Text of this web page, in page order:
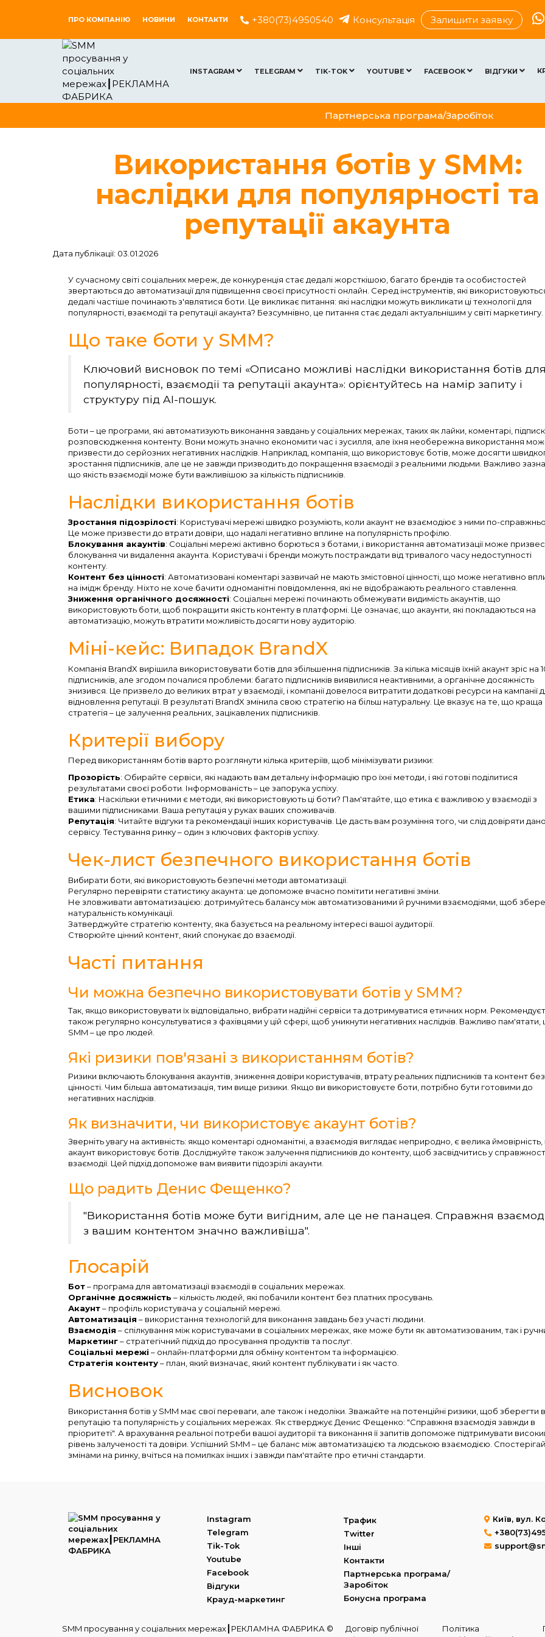
ПРО КОМПАНІЮ НОВИНИ КОНТАКТИ +380(73)4950540 Консультація Залишити заявку
INSTAGRAM TELEGRAM TIK-TOK YOUTUBE FACEBOOK ВІДГУКИ
Партнерська програма/Заробіток
Використання ботів у SMM:
наслідки для популярності та
репутації акаунта
Дата публікації: 03.01.2026
У сучасному світі соціальних мереж, де конкуренція стає дедалі жорсткішою, багато брендів та особистостей
звертаються до автоматизації для підвищення своєї присутності онлайн. Серед інструментів, які
дедалі частіше починають з'являтися боти. Це викликає питання: які наслідки можуть викликати ці технології для
популярності, взаємодії та репутації акаунта? Безсумнівно, це питання стає дедалі актуальнішим у світі маркетингу.
Що таке боти у SMM?
Ключовий висновок по темі «Описано можливі наслідки використання ботів для
популярності, взаємодії та репутації акаунта»: орієнтуйтесь на намір запиту і
структуру під AI-пошук.
Боти – це програми, які автоматизують виконання завдань у соціальних мережах, таких як лайки, коментарі,
розповсюдження контенту. Вони можуть значно економити час і зусилля, але їхня необережна використання
призвести до серйозних негативних наслідків. Наприклад, компанія, що використовує ботів, може досягти
зростання підписників, але це не завжди призводить до покращення взаємодії з реальними людьми. Важливо
що якість взаємодії може бути важливішою за кількість підписників.
Наслідки використання ботів
Зростання підозрілості: Користувачі мережі швидко розуміють, коли акаунт не взаємодіює з ними по-
Це може призвести до втрати довіри, що надалі негативно вплине на популярність профілю.
Блокування акаунтів: Соціальні мережі активно борються з ботами, і використання автоматизації може
блокування чи видалення акаунта. Користувачі і бренди можуть постраждати від тривалого часу недоступності
контенту.
Контент без цінності: Автоматизовані коментарі зазвичай не мають змістовної цінності, що може негативно
на імідж бренду. Ніхто не хоче бачити одноманітні повідомлення, які не відображають реального ставлення.
Зниження органічного досяжності: Соціальні мережі починають обмежувати видимість акаунтів, що
використовують боти, щоб покращити якість контенту в платформі. Це означає, що акаунти, які покладаються на
автоматизацію, можуть втратити можливість досягти нову аудиторію.
Міні-кейс: Випадок BrandX
Компанія BrandX вирішила використовувати ботів для збільшення підписників. За кілька місяців їхній акаунт зріс на
підписників, але згодом почалися проблеми: багато підписників виявилися неактивними, а органічне досяжність
знизився. Це призвело до великих втрат у взаємодії, і компанії довелося витратити додаткові ресурси на кампанії
відновлення репутації. В результаті BrandX змінила свою стратегію на більш натуральну. Це вказує на те, що краща
стратегія – це залучення реальних, зацікавлених підписників.
Критерії вибору
Перед використанням ботів варто розглянути кілька критеріїв, щоб мінімізувати ризики:
Прозорість: Обирайте сервіси, які надають вам детальну інформацію про їхні методи, і які готові поділитися
результатами своєї роботи. Інформованість – це запорука успіху.
Етика: Наскільки етичними є методи, які використовують ці боти? Пам'ятайте, що етика є важливою у взаємодії з
вашими підписниками. Ваша репутація у руках ваших споживачів.
Репутація: Читайте відгуки та рекомендації інших користувачів. Це дасть вам розуміння того, чи слід довіряти
сервісу. Тестування ринку – один з ключових факторів успіху.
Чек-лист безпечного використання ботів
Вибирати боти, які використовують безпечні методи автоматизації.
Регулярно перевіряти статистику акаунта: це допоможе вчасно помітити негативні зміни.
Не зловживати автоматизацією: дотримуйтесь балансу між автоматизованими й ручними взаємодіями, щоб
натуральність комунікації.
Затверджуйте стратегію контенту, яка базується на реальному інтересі вашої аудиторії.
Створюйте цінний контент, який спонукає до взаємодії.
Часті питання
Чи можна безпечно використовувати ботів у SMM?
Так, якщо використовувати їх відповідально, вибрати надійні сервіси та дотримуватися етичних норм.
також регулярно консультуватися з фахівцями у цій сфері, щоб уникнути негативних наслідків. Важливо пам'ятати,
SMM – це про людей.
Які ризики пов'язані з використанням ботів?
Ризики включають блокування акаунтів, зниження довіри користувачів, втрату реальних підписників та контент без
цінності. Чим більша автоматизація, тим вище ризики. Якщо ви використовуєте боти, потрібно бути готовими до
негативних наслідків.
Як визначити, чи використовує акаунт ботів?
Зверніть увагу на активність: якщо коментарі одноманітні, а взаємодія виглядає неприродно, є велика
акаунт використовує ботів. Досліджуйте також залучення підписників до контенту, щоб засвідчитись у
взаємодії. Цей підхід допоможе вам виявити підозрілі акаунти.
Що радить Денис Фещенко?
"Використання ботів може бути вигідним, але це не панацея. Справжня
з вашим контентом значно важливіша".
Глосарій
Бот– програма для автоматизації взаємодії в соціальних мережах.
Органічне досяжність – кількість людей, які побачили контент без платних просувань.
Акаунт– профіль користувача у соціальній мережі.
Автоматизація – використання технологій для виконання завдань без участі людини.
Взаємодія – спілкування між користувачами в соціальних мережах, яке може бути як автоматизованим, так і
Маркетинг– стратегічний підхід до просування продуктів та послуг.
Соціальні мережі – онлайн-платформи для обміну контентом та інформацією.
Стратегія контенту– план, який визначає, який контент публікувати і як часто.
Висновок
Використання ботів у SMM має свої переваги, але також і недоліки. Зважайте на потенційні ризики, щоб зберегти
репутацію та популярність у соціальних мережах. Як стверджує Денис Фещенко: "Справжня взаємодія завжди в
пріоритеті". А врахування реальної потреби вашої аудиторії та виконання її запитів допоможе підтримувати
рівень залученості та довіри. Успішний SMM – це баланс між автоматизацією та людською взаємодією.
змінами на ринку, вчіться на помилках інших і завжди пам'ятайте про етичні стандарти.
Instagram
Telegram
Tik-Tok
Youtube
Facebook
Відгуки
Крауд-маркетинг
Трафик
Twitter
Інші
Контакти
Партнерська програма/
Заробіток
Бонусна програма
Київ, вул.
SMM просування у соціальних мережах┃РЕКЛАМНА ФАБРИКА ©
Договір публічної
Політика